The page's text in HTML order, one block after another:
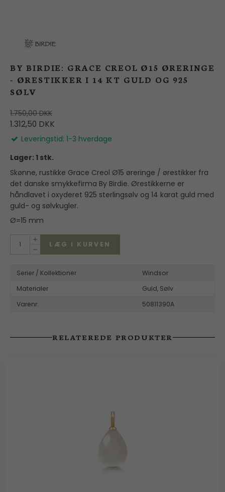
BY BIRDIE: GRACE CREOL Ø15 ØRERINGE
- ØRESTIKKER I 14 KT GULD OG 925
SØLV
1.750,00 DKK
1.312,50 DKK
Leveringstid: 1-3 hverdage
Lager: 1 stk.
Skønne, rustikke Grace Creol Ø15 øreringe / ørestikker fra
det danske smykkefirma By Birdie. Ørestikkerne er
håndlavet i oxyderet 925 sterlingsølv og 14 karat guld med
guld- og sølvkugler.
Ø=15 mm
LÆG I KURVEN
Serier / Kollektioner
Windsor
Materialer
Guld, Sølv
Varenr.
50811390A
RELATEREDE PRODUKTER